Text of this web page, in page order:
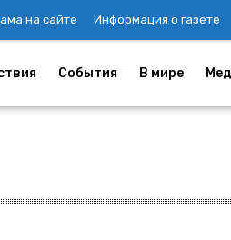
на сайте Информация о газете
События В мире